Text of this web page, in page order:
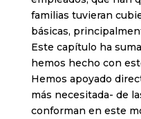
familias tuvieran
básicas,
Este capítulo ha
hemos hecho con
Hemos apoyado
más necesitada- de
conforman en este